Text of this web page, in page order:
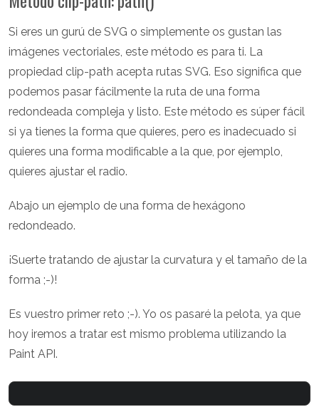
Si eres un gurú de SVG o simplemente os gustan las
imágenes vectoriales, este método es para ti. La
propiedad clip-path acepta rutas SVG. Eso significa que
podemos pasar fácilmente la ruta de una forma
redondeada compleja y listo. Este método es súper fácil
si ya tienes la forma que quieres, pero es inadecuado si
quieres una forma modificable a la que, por ejemplo,
quieres ajustar el radio.
Abajo un ejemplo de una forma de hexágono
redondeado.
¡Suerte tratando de ajustar la curvatura y el tamaño de la
forma ;-)!
Es vuestro primer reto ;-). Yo os pasaré la pelota, ya que
hoy iremos a tratar est mismo problema utilizando la
Paint API.